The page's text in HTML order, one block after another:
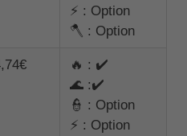
⚡ : Option
🪓 : Option
🔥 : ✔️
🌊 :✔️
👮 : Option
⚡ : Option